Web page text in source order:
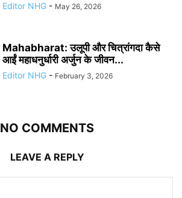
Editor NHG - May 26, 2026
Mahabharat: उलूपी और चित्रांगदा कैसे
आईं महाधनुर्धारी अर्जुन के जीवन...
Editor NHG - February 3, 2026
NO COMMENTS
LEAVE A REPLY